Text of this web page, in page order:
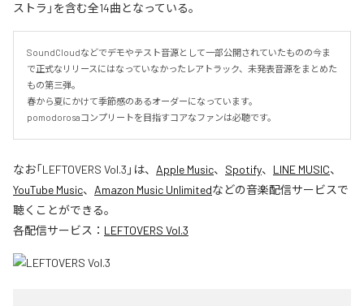
ストラ」を含む全14曲となっている。
SoundCloudなどでデモやテスト音源として一部公開されていたものの今ま
で正式なリリースにはなっていなかったレアトラック、未発表音源をまとめた
もの第三弾。
春から夏にかけて季節感のあるオーダーになっています。
pomodorosaコンプリートを目指すコアなファンは必聴です。
なお「LEFTOVERS Vol.3 」は、 Apple Music、 Spotify、 LINE MUSIC、
YouTube Music、 Amazon Music Unlimitedなどの音楽配信サービスで
聴くことができる。
各配信サービス： LEFTOVERS Vol.3